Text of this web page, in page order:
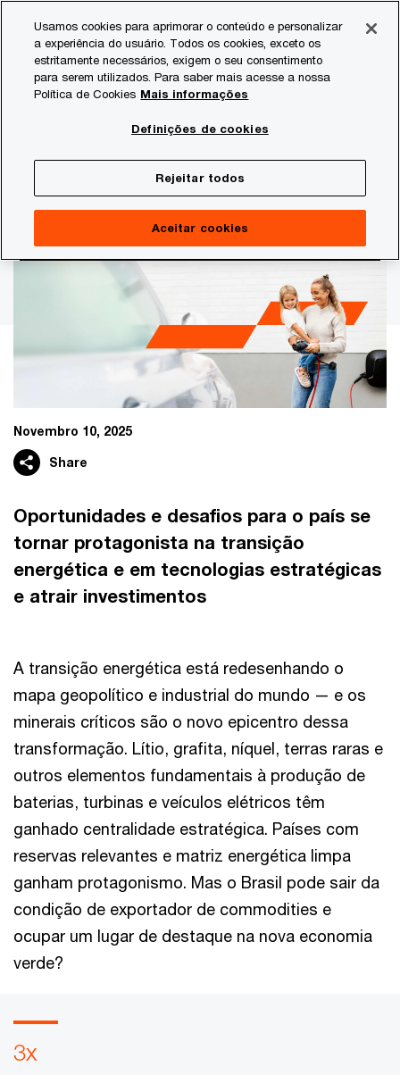
content
footer
Estudos setoriais
Brasil na era dos minerais
críticos: uma nova ordem
energética
Novembro 10, 2025
Share
Oportunidades e desafios para o país se
tornar protagonista na transição
energética e em tecnologias estratégicas
e atrair investimentos
A transição energética está redesenhando o
mapa geopolítico e industrial do mundo — e os
minerais críticos são o novo epicentro dessa
transformação. Lítio, grafita, níquel, terras raras e
outros elementos fundamentais à produção de
baterias, turbinas e veículos elétricos têm
ganhado centralidade estratégica. Países com
reservas relevantes e matriz energética limpa
ganham protagonismo. Mas o Brasil pode sair da
condição de exportador de commodities e
ocupar um lugar de destaque na nova economia
verde?
3x
Usamos cookies para aprimorar o conteúdo e personalizar
a experiência do usuário. Todos os cookies, exceto os
estritamente necessários, exigem o seu consentimento
para serem utilizados. Para saber mais acesse a nossa
Política de Cookies Mais informações
Definições de cookies
Rejeitar todos
Aceitar cookies